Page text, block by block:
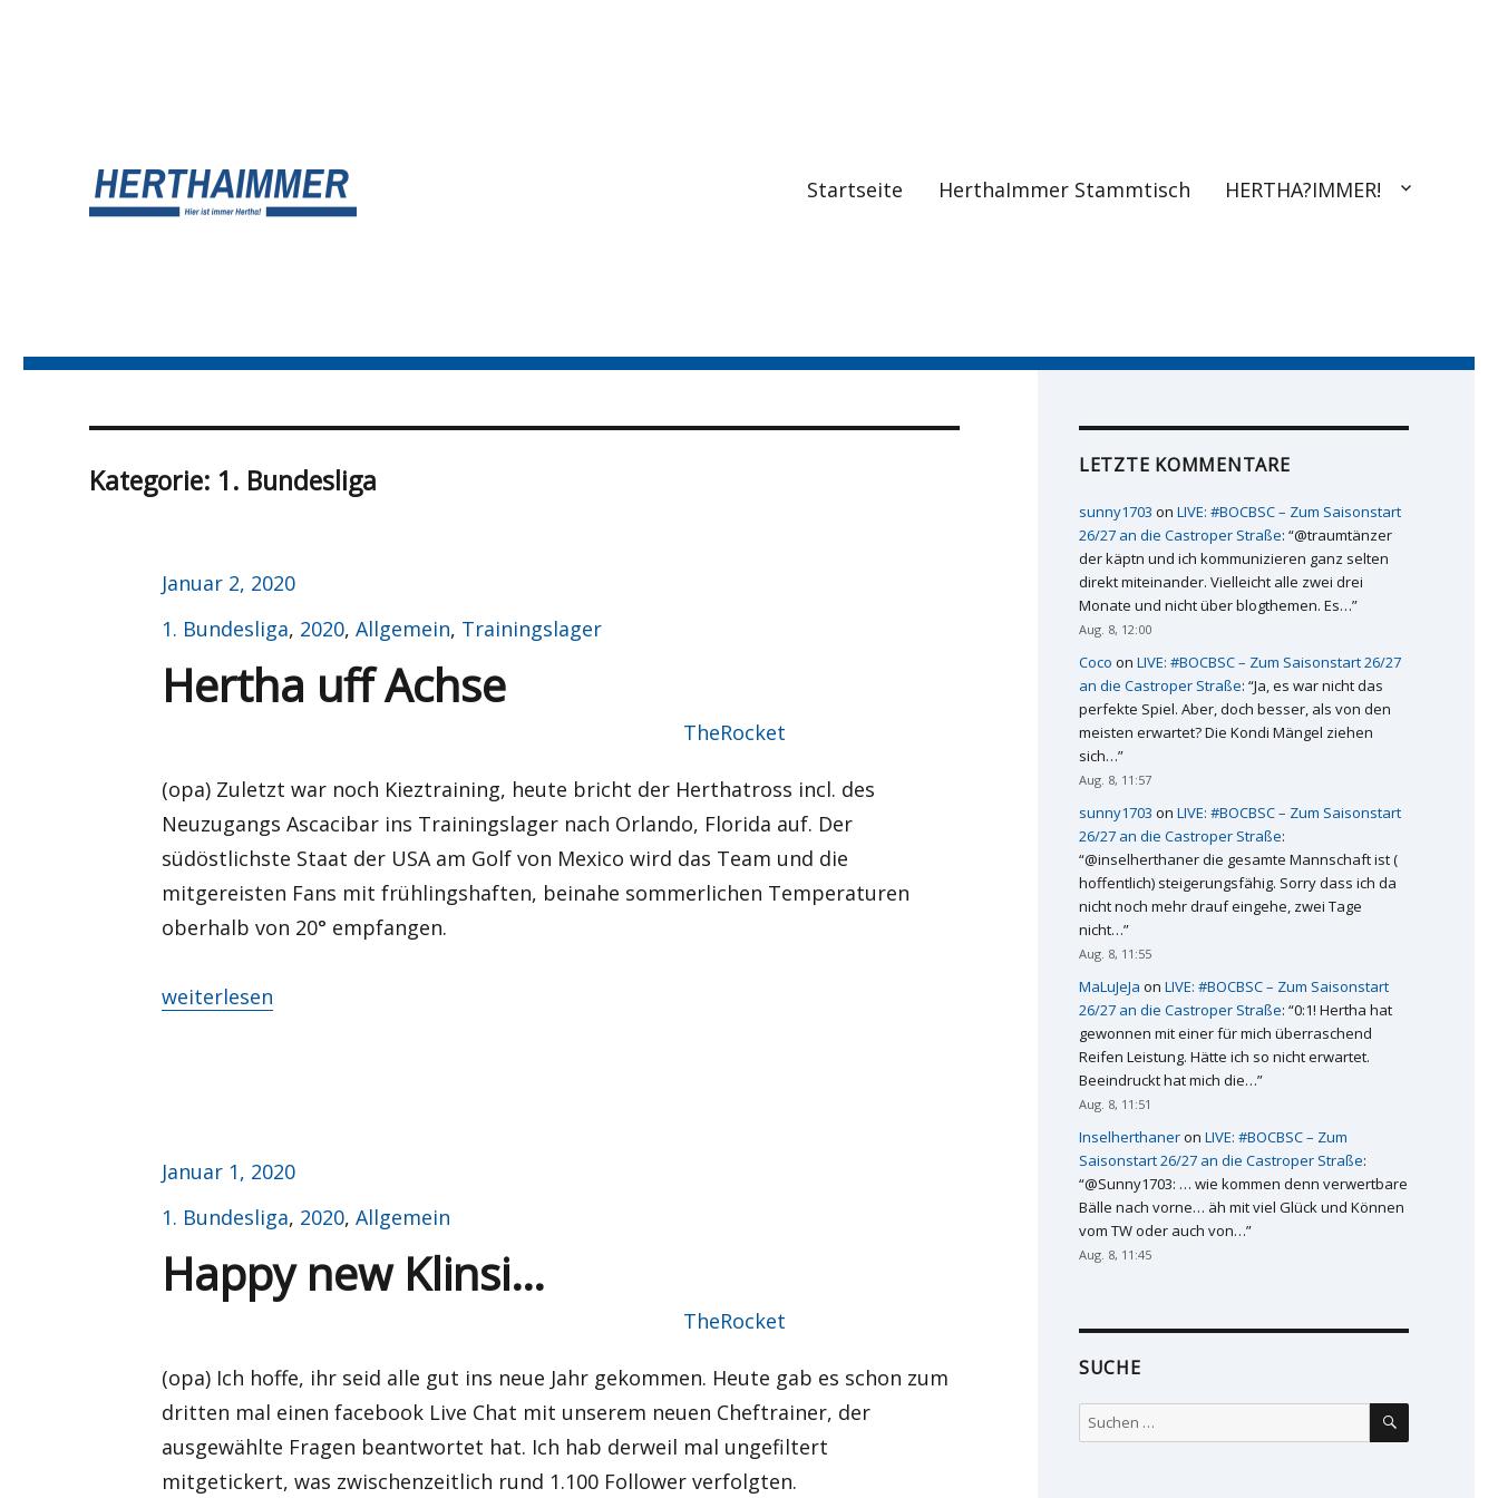
Startseite HerthaImmer Stammtisch HERTHA?IMMER!
Kategorie: 1. Bundesliga
Veröffentlicht
am
Januar 2, 2020
Kategorien
1. Bundesliga, 2020,Allgemein, Trainingslager
Hertha uff Achse
Autor
TheRocket
(opa) Zuletzt war noch Kieztraining, heute bricht der Herthatross incl. des
Neuzugangs Ascacibar ins Trainingslager nach Orlando, Florida auf. Der
südöstlichste Staat der USA am Golf von Mexico wird das Team und die
mitgereisten Fans mit frühlingshaften, beinahe sommerlichen Temperaturen
oberhalb von 20° empfangen.
„Hertha uff Achse“
weiterlesen
Veröffentlicht
am
Januar 1, 2020
Kategorien
1. Bundesliga, 2020,Allgemein
Happy new Klinsi…
Autor
TheRocket
(opa) Ich hoffe, ihr seid alle gut ins neue Jahr gekommen. Heute gab es schon zum
dritten mal einen facebook Live Chat mit unserem neuen Cheftrainer, der
ausgewählte Fragen beantwortet hat. Ich hab derweil mal ungefiltert
mitgetickert, was zwischenzeitlich rund 1.100 Follower verfolgten.
LETZTE KOMMENTARE
sunny1703 on LIVE: #BOCBSC – Zum Saisonstart
26/27 an die Castroper Straße: “@traumtänzer
der käptn und ich kommunizieren ganz selten
direkt miteinander. Vielleicht alle zwei drei
Monate und nicht über blogthemen. Es…”
Aug. 8, 12:00
Coco on LIVE: #BOCBSC – Zum Saisonstart 26/27
an die Castroper Straße: “Ja, es war nicht das
perfekte Spiel. Aber, doch besser, als von den
meisten erwartet? Die Kondi Mängel ziehen
sich…”
Aug. 8, 11:57
sunny1703 on LIVE: #BOCBSC – Zum Saisonstart
26/27 an die Castroper Straße:
“@inselherthaner die gesamte Mannschaft ist (
hoffentlich) steigerungsfähig. Sorry dass ich da
nicht noch mehr drauf eingehe, zwei Tage
nicht…”
Aug. 8, 11:55
MaLuJeJa on LIVE: #BOCBSC – Zum Saisonstart
26/27 an die Castroper Straße: “0:1! Hertha hat
gewonnen mit einer für mich überraschend
Reifen Leistung. Hätte ich so nicht erwartet.
Beeindruckt hat mich die…”
Aug. 8, 11:51
Inselherthaneron LIVE: #BOCBSC – Zum
Saisonstart 26/27 an die Castroper Straße:
“@Sunny1703: … wie kommen denn verwertbare
Bälle nach vorne… äh mit viel Glück und Können
vom TW oder auch von…”
Aug. 8, 11:45
SUCHE
Suchen
nach:
SUCHEN